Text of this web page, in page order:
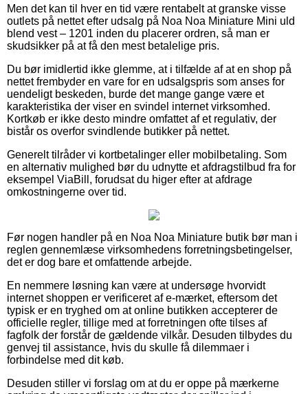
Men det kan til hver en tid være rentabelt at granske visse
outlets på nettet efter udsalg på Noa Noa Miniature Mini uld
blend vest – 1201 inden du placerer ordren, så man er
skudsikker på at få den mest betalelige pris.
Du bør imidlertid ikke glemme, at i tilfælde af at en shop på
nettet frembyder en vare for en udsalgspris som anses for
uendeligt beskeden, burde det mange gange være et
karakteristika der viser en svindel internet virksomhed.
Kortkøb er ikke desto mindre omfattet af et regulativ, der
bistår os overfor svindlende butikker på nettet.
Generelt tilråder vi kortbetalinger eller mobilbetaling. Som
en alternativ mulighed bør du udnytte et afdragstilbud fra for
eksempel ViaBill, forudsat du higer efter at afdrage
omkostningerne over tid.
Før nogen handler på en Noa Noa Miniature butik bør man i
reglen gennemlæse virksomhedens forretningsbetingelser,
det er dog bare et omfattende arbejde.
En nemmere løsning kan være at undersøge hvorvidt
internet shoppen er verificeret af e-mærket, eftersom det
typisk er en tryghed om at online butikken accepterer de
officielle regler, tillige med at forretningen ofte tilses af
fagfolk der forstår de gældende vilkår. Desuden tilbydes du
genvej til assistance, hvis du skulle få dilemmaer i
forbindelse med dit køb.
Desuden stiller vi forslag om at du er oppe på mærkerne